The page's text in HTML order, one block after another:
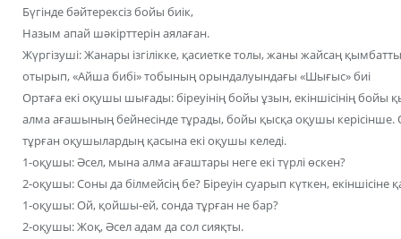
Бүгінде бәйтерексіз бойы биік,
Назым апай шәкірттерін аялаған.
Жүргізуші: Жанары ізгілікке, қасиетке толы, жаны жайсаң
отырып, «Айша бибі» тобының орындалуындағы «Шығыс» биі
Ортаға екі оқушы шығады: біреуінің бойы ұзын, екіншісінің
алма ағашының бейнесінде тұрады, бойы қысқа оқушы керісінше.
тұрған оқушылардың қасына екі оқушы келеді.
1-оқушы: Әсел, мына алма ағаштары неге екі түрлі өскен?
2-оқушы: Соны да білмейсің бе? Біреуін суарып күткен, екіншісіне
1-оқушы: Ой, қойшы-ей, сонда тұрған не бар?
2-оқушы: Жоқ, Әсел адам да сол сияқты.